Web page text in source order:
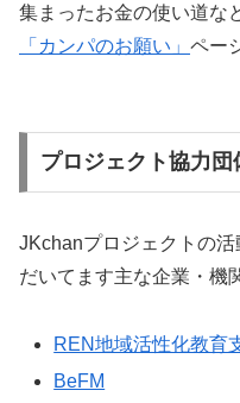
集まったお金の使い道な
「カンパのお願い」 ペー
プロジェクト協力
JKchanプロジェクトの
だいてます主な企業・機
REN地域活性化教育
BeFM